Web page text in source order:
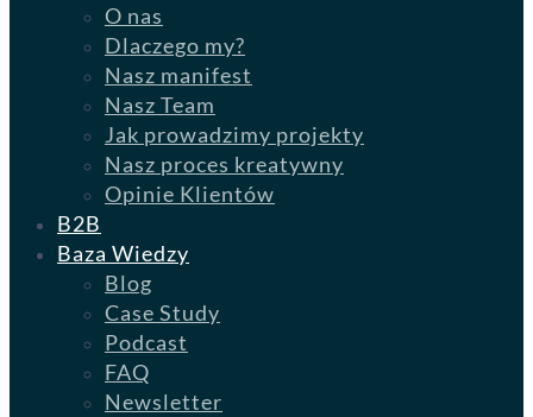
O nas
Dlaczego my?
Nasz manifest
Nasz Team
Jak prowadzimy projekty
Nasz proces kreatywny
Opinie Klientów
B2B
Baza Wiedzy
Blog
Case Study
Podcast
FAQ
Newsletter